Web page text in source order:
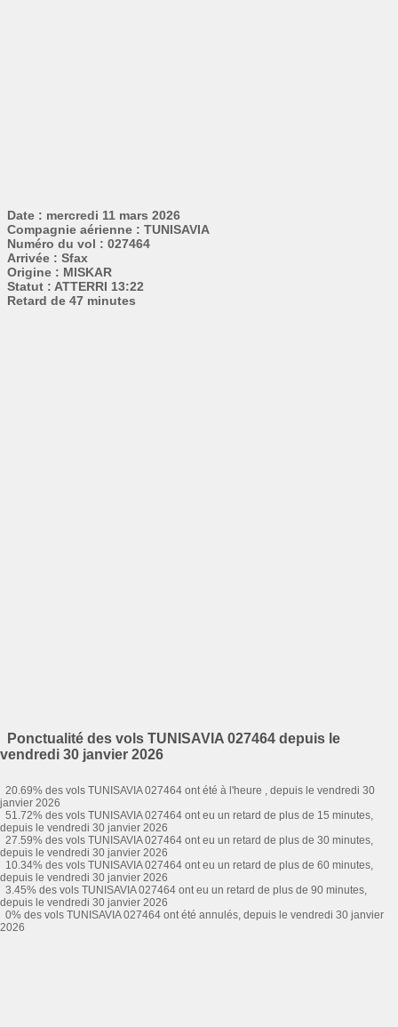
Date : mercredi 11 mars 2026
Compagnie aérienne : TUNISAVIA
Numéro du vol : 027464
Arrivée : Sfax
Origine : MISKAR
Statut : ATTERRI 13:22
Retard de 47 minutes
Ponctualité des vols TUNISAVIA 027464 depuis le
vendredi 30 janvier 2026
20.69% des vols TUNISAVIA 027464 ont été à l'heure , depuis le vendredi 30
janvier 2026
51.72% des vols TUNISAVIA 027464 ont eu un retard de plus de 15 minutes,
depuis le vendredi 30 janvier 2026
27.59% des vols TUNISAVIA 027464 ont eu un retard de plus de 30 minutes,
depuis le vendredi 30 janvier 2026
10.34% des vols TUNISAVIA 027464 ont eu un retard de plus de 60 minutes,
depuis le vendredi 30 janvier 2026
3.45% des vols TUNISAVIA 027464 ont eu un retard de plus de 90 minutes,
depuis le vendredi 30 janvier 2026
0% des vols TUNISAVIA 027464 ont été annulés, depuis le vendredi 30 janvier
2026